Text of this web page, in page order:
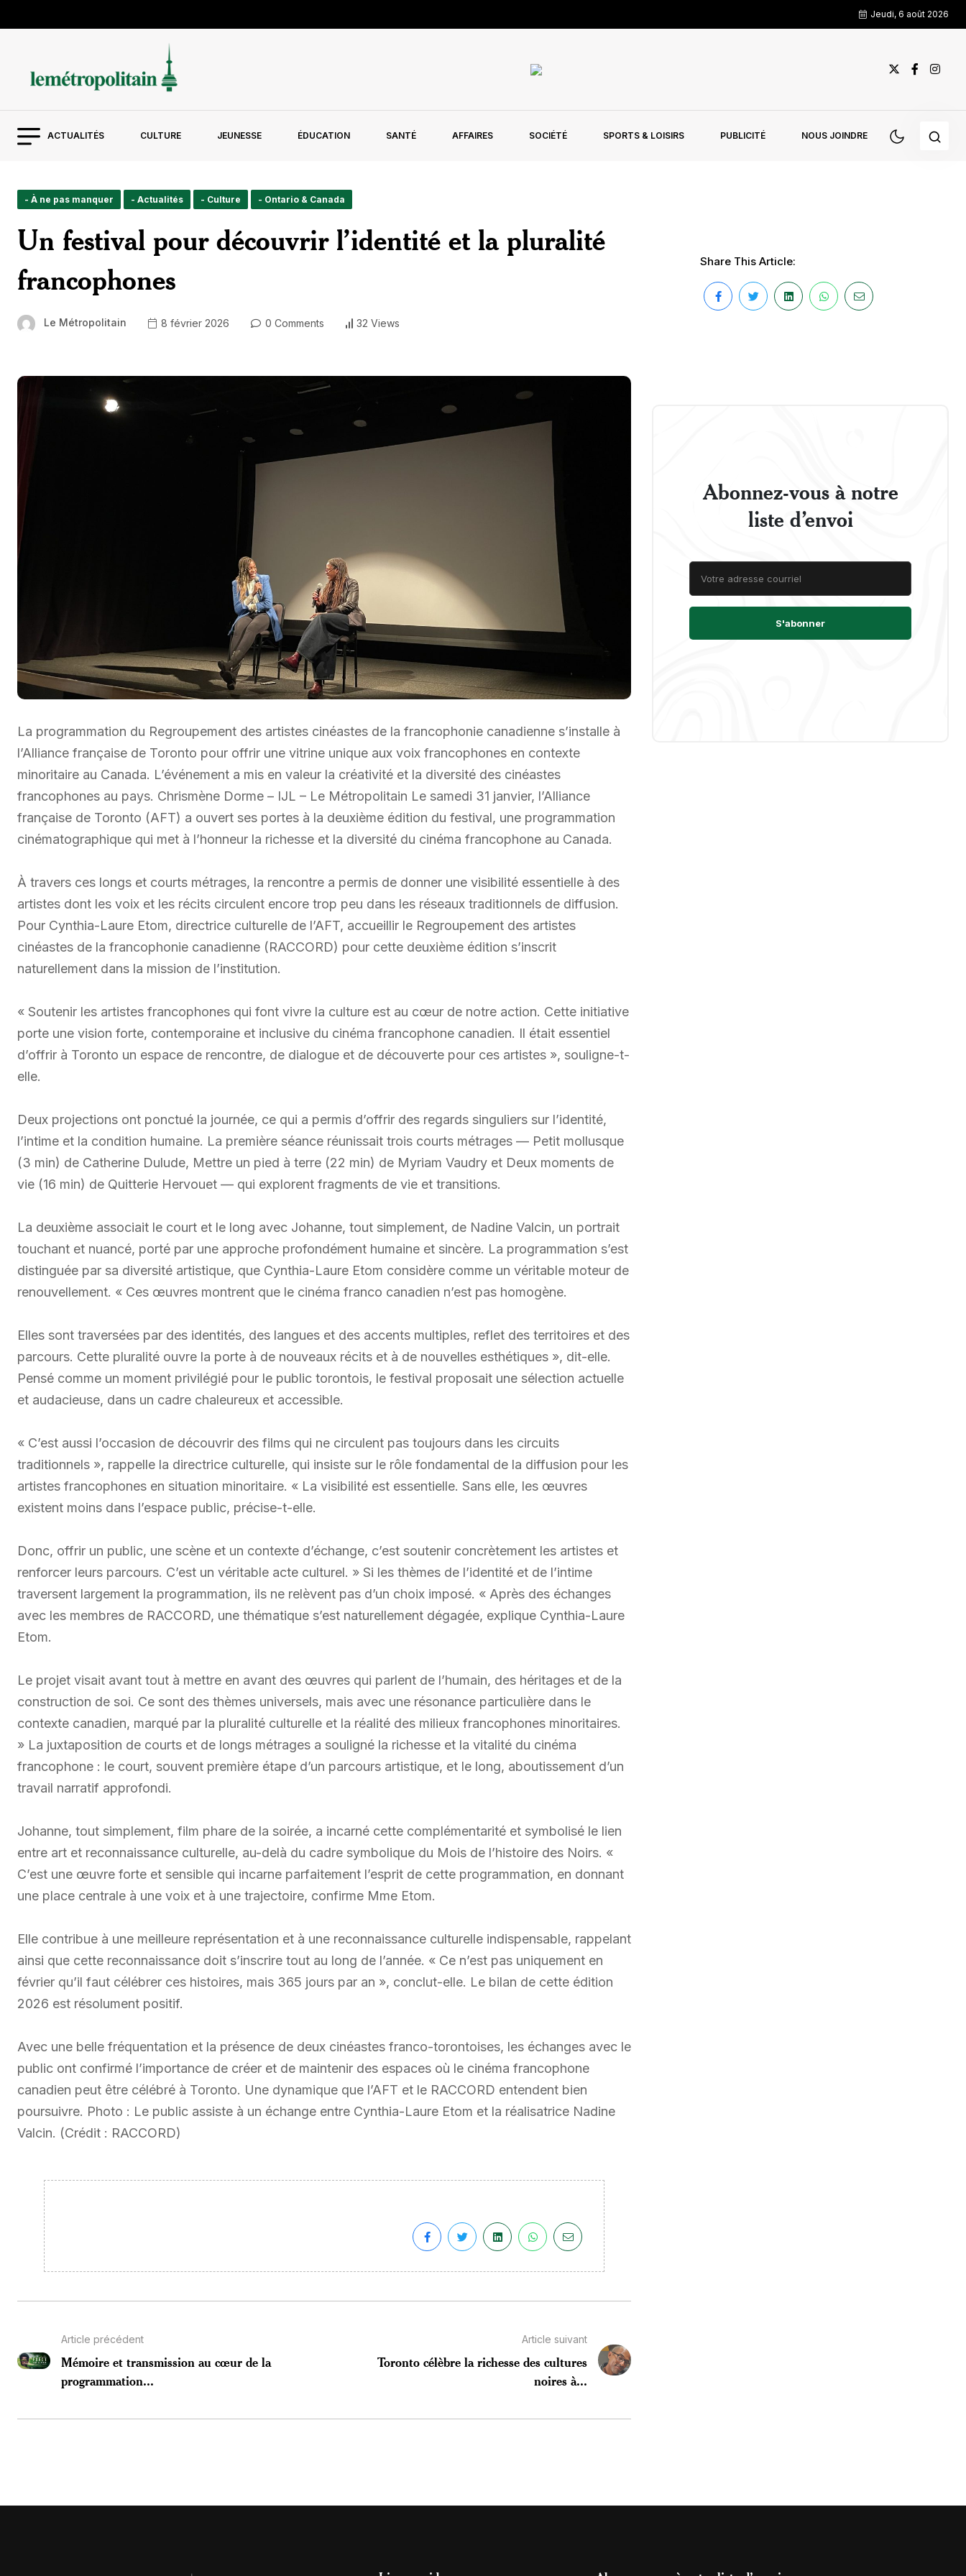
Jeudi, 6 août 2026
ACTUALITÉS CULTURE JEUNESSE ÉDUCATION SANTÉ AFFAIRES SOCIÉTÉ SPORTS & LOISIRS PUBLICITÉ NOUS JOINDRE
- À ne pas manquer - Actualités - Culture - Ontario & Canada
Un festival pour découvrir l’identité et la pluralité
francophones
Le Métropolitain 8 février 2026 0 Comments 32 Views
Share This Article:
La programmation du Regroupement des artistes cinéastes de la francophonie canadienne s’installe à
l’Alliance française de Toronto pour offrir une vitrine unique aux voix francophones en contexte
minoritaire au Canada. L’événement a mis en valeur la créativité et la diversité des cinéastes
francophones au pays. Chrismène Dorme – IJL – Le Métropolitain Le samedi 31 janvier, l’Alliance
française de Toronto (AFT) a ouvert ses portes à la deuxième édition du festival, une programmation
cinématographique qui met à l’honneur la richesse et la diversité du cinéma francophone au Canada.
À travers ces longs et courts métrages, la rencontre a permis de donner une visibilité essentielle à des
artistes dont les voix et les récits circulent encore trop peu dans les réseaux traditionnels de diffusion.
Pour Cynthia-Laure Etom, directrice culturelle de l’AFT, accueillir le Regroupement des artistes
cinéastes de la francophonie canadienne (RACCORD) pour cette deuxième édition s’inscrit
naturellement dans la mission de l’institution.
« Soutenir les artistes francophones qui font vivre la culture est au cœur de notre action. Cette initiative
porte une vision forte, contemporaine et inclusive du cinéma francophone canadien. Il était essentiel
d’offrir à Toronto un espace de rencontre, de dialogue et de découverte pour ces artistes », souligne-t-
elle.
Deux projections ont ponctué la journée, ce qui a permis d’offrir des regards singuliers sur l’identité,
l’intime et la condition humaine. La première séance réunissait trois courts métrages — Petit mollusque
(3 min) de Catherine Dulude, Mettre un pied à terre (22 min) de Myriam Vaudry et Deux moments de
vie (16 min) de Quitterie Hervouet — qui explorent fragments de vie et transitions.
La deuxième associait le court et le long avec Johanne, tout simplement, de Nadine Valcin, un portrait
touchant et nuancé, porté par une approche profondément humaine et sincère. La programmation s’est
distinguée par sa diversité artistique, que Cynthia-Laure Etom considère comme un véritable moteur de
renouvellement. « Ces œuvres montrent que le cinéma franco canadien n’est pas homogène.
Elles sont traversées par des identités, des langues et des accents multiples, reflet des territoires et des
parcours. Cette pluralité ouvre la porte à de nouveaux récits et à de nouvelles esthétiques », dit-elle.
Pensé comme un moment privilégié pour le public torontois, le festival proposait une sélection actuelle
et audacieuse, dans un cadre chaleureux et accessible.
« C’est aussi l’occasion de découvrir des films qui ne circulent pas toujours dans les circuits
traditionnels », rappelle la directrice culturelle, qui insiste sur le rôle fondamental de la diffusion pour les
artistes francophones en situation minoritaire. « La visibilité est essentielle. Sans elle, les œuvres
existent moins dans l’espace public, précise-t-elle.
Donc, offrir un public, une scène et un contexte d’échange, c’est soutenir concrètement les artistes et
renforcer leurs parcours. C’est un véritable acte culturel. » Si les thèmes de l’identité et de l’intime
traversent largement la programmation, ils ne relèvent pas d’un choix imposé. « Après des échanges
avec les membres de RACCORD, une thématique s’est naturellement dégagée, explique Cynthia-Laure
Etom.
Le projet visait avant tout à mettre en avant des œuvres qui parlent de l’humain, des héritages et de la
construction de soi. Ce sont des thèmes universels, mais avec une résonance particulière dans le
contexte canadien, marqué par la pluralité culturelle et la réalité des milieux francophones minoritaires.
» La juxtaposition de courts et de longs métrages a souligné la richesse et la vitalité du cinéma
francophone : le court, souvent première étape d’un parcours artistique, et le long, aboutissement d’un
travail narratif approfondi.
Johanne, tout simplement, film phare de la soirée, a incarné cette complémentarité et symbolisé le lien
entre art et reconnaissance culturelle, au-delà du cadre symbolique du Mois de l’histoire des Noirs. «
C’est une œuvre forte et sensible qui incarne parfaitement l’esprit de cette programmation, en donnant
une place centrale à une voix et à une trajectoire, confirme Mme Etom.
Elle contribue à une meilleure représentation et à une reconnaissance culturelle indispensable, rappelant
ainsi que cette reconnaissance doit s’inscrire tout au long de l’année. « Ce n’est pas uniquement en
février qu’il faut célébrer ces histoires, mais 365 jours par an », conclut-elle. Le bilan de cette édition
2026 est résolument positif.
Avec une belle fréquentation et la présence de deux cinéastes franco-torontoises, les échanges avec le
public ont confirmé l’importance de créer et de maintenir des espaces où le cinéma francophone
canadien peut être célébré à Toronto. Une dynamique que l’AFT et le RACCORD entendent bien
poursuivre. Photo : Le public assiste à un échange entre Cynthia-Laure Etom et la réalisatrice Nadine
Valcin. (Crédit : RACCORD)
Article précédent
Mémoire et transmission au cœur de la
programmation...
Article suivant
Toronto célèbre la richesse des cultures
noires à...
Abonnez-vous à notre
liste d’envoi